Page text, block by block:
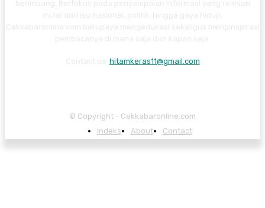
hitamkeras11@gmail.com
© Copyright - Cekkabaronline.com
Indeks
About Contact